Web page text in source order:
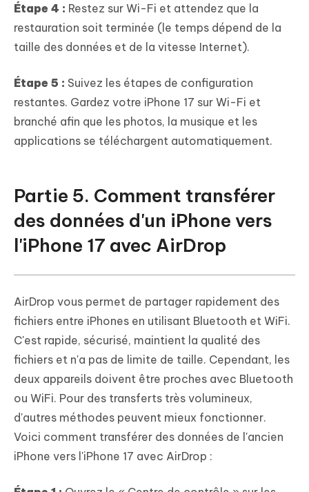
Étape 4 : Restez sur Wi-Fi et attendez que la
restauration soit terminée (le temps dépend de la
taille des données et de la vitesse Internet).
Étape 5 : Suivez les étapes de configuration
restantes. Gardez votre iPhone 17 sur Wi-Fi et
branché afin que les photos, la musique et les
applications se téléchargent automatiquement.
Partie 5. Comment transférer
des données d'un iPhone vers
l'iPhone 17 avec AirDrop
AirDrop vous permet de partager rapidement des
fichiers entre iPhones en utilisant Bluetooth et WiFi.
C'est rapide, sécurisé, maintient la qualité des
fichiers et n'a pas de limite de taille. Cependant, les
deux appareils doivent être proches avec Bluetooth
ou WiFi. Pour des transferts très volumineux,
d'autres méthodes peuvent mieux fonctionner.
Voici comment transférer des données de l'ancien
iPhone vers l'iPhone 17 avec AirDrop :